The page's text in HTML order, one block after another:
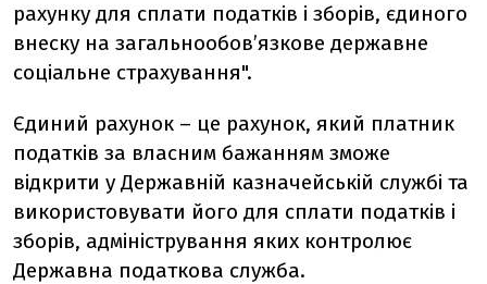
рахунку для сплати податків і зборів, єдиного
внеску на загальнообов’язкове державне
соціальне страхування".
Єдиний рахунок – це рахунок, який платник
податків за власним бажанням зможе
відкрити у Державній казначейській службі та
використовувати його для сплати податків і
зборів, адміністрування яких контролює
Державна податкова служба.